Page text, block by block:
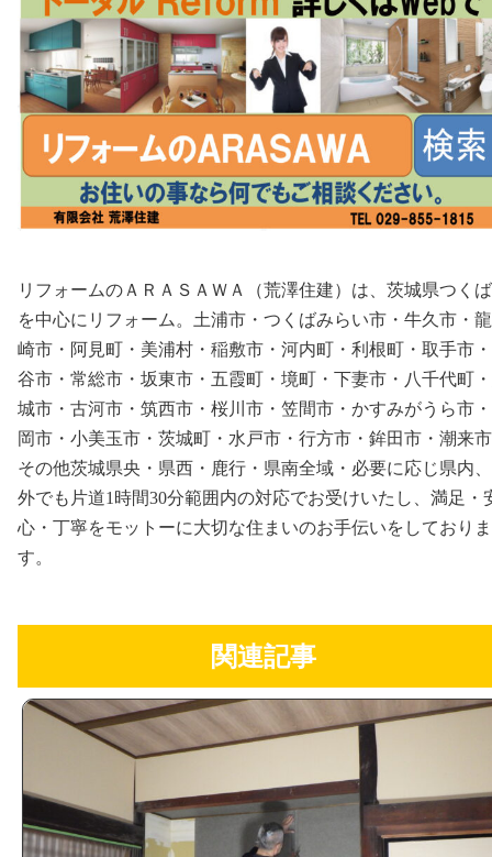
リフォームのＡＲＡＳＡＷＡ（荒澤住建）は、茨城県つく
を中心にリフォーム。土浦市・つくばみらい市・牛久市・
崎市・阿見町・美浦村・稲敷市・河内町・利根町・取手市
谷市・常総市・坂東市・五霞町・境町・下妻市・八千代町
城市・古河市・筑西市・桜川市・笠間市・かすみがうら市
岡市・小美玉市・茨城町・水戸市・行方市・鉾田市・潮来
その他茨城県央・県西・鹿行・県南全域・必要に応じ県内
外でも片道1時間30分範囲内の対応でお受けいたし、満足・
心・丁寧をモットーに大切な住まいのお手伝いをしておりま
す。
関連記事